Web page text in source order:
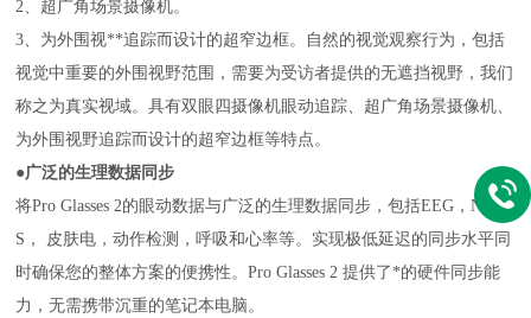
2、超广角场景摄像机。
3、为外围视**追踪而设计的超窄边框。自然的视觉观察行为，包括
视觉中重要的外围视野范围，需要为受访者提供的无遮挡视野，我们
称之为真实视域。具有双眼四摄像机眼动追踪、超广角场景摄像机、
为外围视野追踪而设计的超窄边框等特点。
●广泛的生理数据同步
将Pro Glasses 2的眼动数据与广泛的生理数据同步，包括EEG，NIR
S， 皮肤电，动作检测，呼吸和心率等。实现极低延迟的同步水平同
时确保您的整体方案的便携性。Pro Glasses 2 提供了*的硬件同步能
力，无需携带沉重的笔记本电脑。